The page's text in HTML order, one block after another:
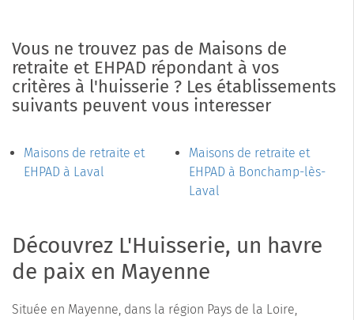
Vous ne trouvez pas de Maisons de
retraite et EHPAD répondant à vos
critères à l'huisserie ? Les établissements
suivants peuvent vous interesser
Maisons de retraite et
EHPAD à Laval
Maisons de retraite et
EHPAD à Bonchamp-lès-
Laval
Découvrez L'Huisserie, un havre
de paix en Mayenne
Située en Mayenne, dans la région Pays de la Loire,